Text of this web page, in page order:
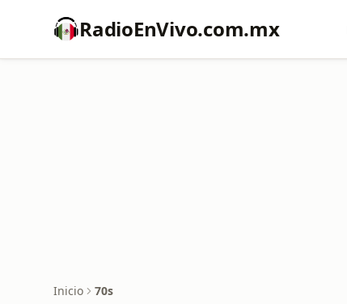
RadioEnVivo.com.mx
Inicio 70s